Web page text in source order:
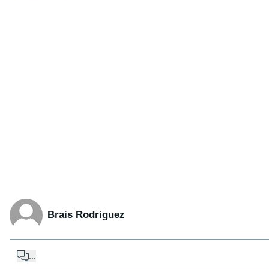
Brais Rodriguez